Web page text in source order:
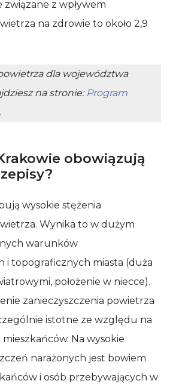
z wpływem
na zdrowie to około 2,9
dla województwa
na stronie: Program
.
obowiązują
wysokie stężenia
Wynika to w dużym
warunków
i topograficznych miasta (duża
położenie w niecce).
zanieczyszczenia powietrza
istotne ze względu na
Na wysokie
narażonych jest bowiem
i osób przebywających w